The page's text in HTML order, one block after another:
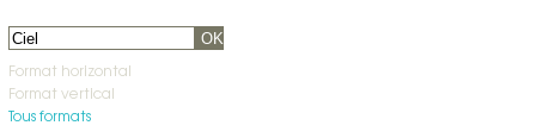
OK
Format horizontal
Format vertical
Tous formats